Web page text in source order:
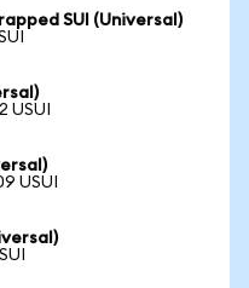
SUI (Universal)
USUI
USUI